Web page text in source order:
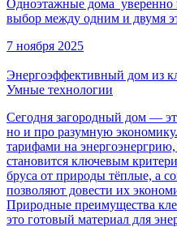
Одноэтажные дома
выбор между одним и двумя
7 ноября 2025
Энергоэффективный дом из
Умные технологии
Сегодня загородный дом —
но и про разумную
тарифами на
становится ключевым
бруса от природы тёплые, а
позволяют довести их
Природные преимущества
это готовый материал для